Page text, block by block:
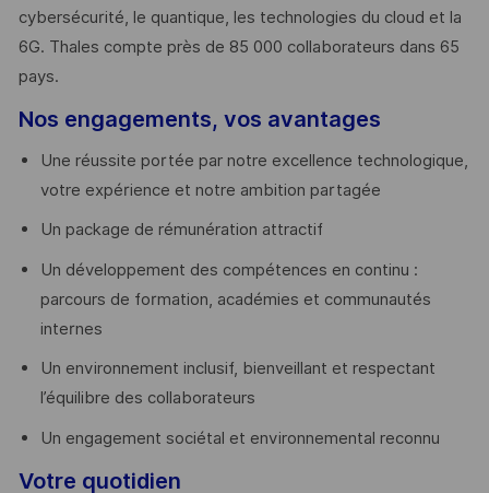
cybersécurité, le quantique, les technologies du cloud et la
6G. Thales compte près de 85 000 collaborateurs dans 65
pays. ​
Nos engagements, vos avantages
Une réussite portée par notre excellence technologique,
votre expérience et notre ambition partagée
Un package de rémunération attractif
Un développement des compétences en continu :
parcours de formation, académies et communautés
internes
Un environnement inclusif, bienveillant et respectant
l’équilibre des collaborateurs
Un engagement sociétal et environnemental reconnu
Votre quotidien